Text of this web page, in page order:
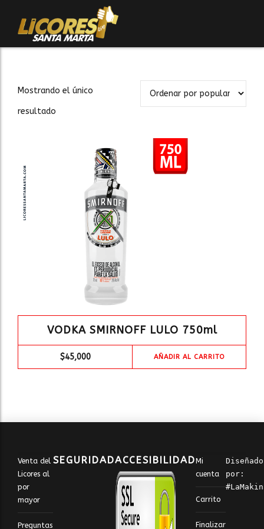
Mostrando el único
resultado
VODKA SMIRNOFF LULO 750ml
$45,000 AÑADIR AL CARRITO
Venta del
Licores al
por
mayor
Preguntas
SEGURIDADACCESIBILIDADMi
cuenta
Carrito
Finalizar
Diseñado
por: